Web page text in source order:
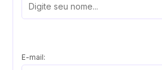
E-mail: